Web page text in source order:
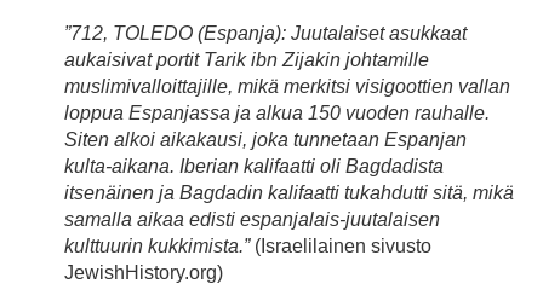
”712, TOLEDO (Espanja): Juutalaiset asukkaat
aukaisivat portit Tarik ibn Zijakin johtamille
muslimivalloittajille, mikä merkitsi visigoottien vallan
loppua Espanjassa ja alkua 150 vuoden rauhalle.
Siten alkoi aikakausi, joka tunnetaan Espanjan
kulta-aikana. Iberian kalifaatti oli Bagdadista
itsenäinen ja Bagdadin kalifaatti tukahdutti sitä, mikä
samalla aikaa edisti espanjalais-juutalaisen
kulttuurin kukkimista.”(Israelilainen sivusto
JewishHistory.org)